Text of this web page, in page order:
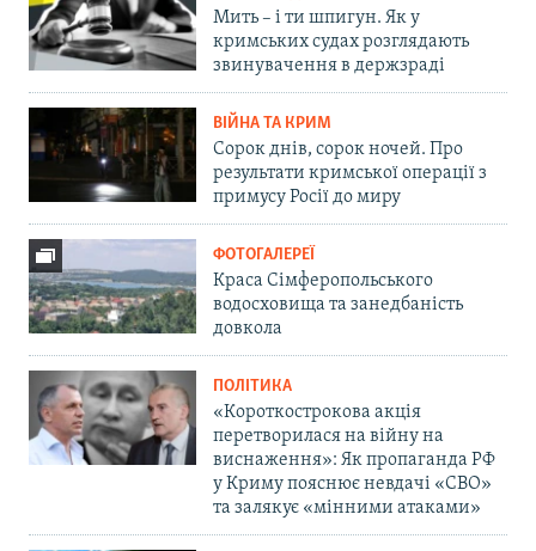
Мить – і ти шпигун. Як у
кримських судах розглядають
звинувачення в держзраді
ВІЙНА ТА КРИМ
Сорок днів, сорок ночей. Про
результати кримської операції з
примусу Росії до миру
ФОТОГАЛЕРЕЇ
Краса Сімферопольського
водосховища та занедбаність
довкола
ПОЛІТИКА
«Короткострокова акція
перетворилася на війну на
виснаження»: Як пропаганда РФ
у Криму пояснює невдачі «СВО»
та залякує «мінними атаками»